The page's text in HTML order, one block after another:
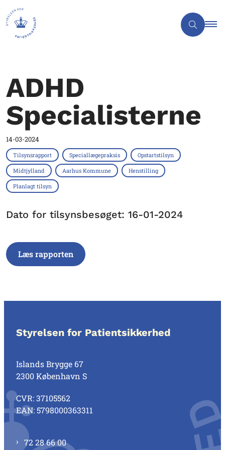
ADHD
Specialisterne
14-03-2024
Tilsynsrapport Speciallægepraksis Opstartstilsyn
Midtjylland Aarhus Kommune Henstilling
Planlagt tilsyn
Dato for tilsynsbesøget: 16-01-2024
Læs rapporten
Styrelsen for Patientsikkerhed
Islands Brygge 67
2300 København S
CVR: 37105562
EAN: 5798000363311
72 28 66 00